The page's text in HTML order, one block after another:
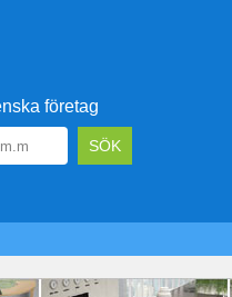
företag